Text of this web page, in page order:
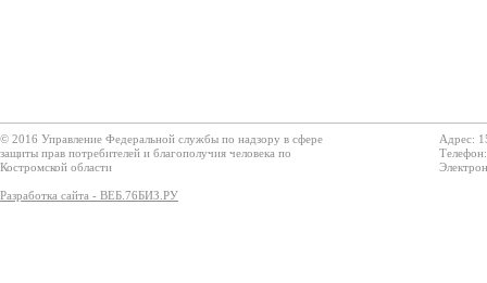
© 2016 Управление Федеральной службы по надзору в сфере
защиты прав потребителей и благополучия человека по
Костромской области
Разработка сайта - ВЕБ.76БИЗ.РУ
Адрес: